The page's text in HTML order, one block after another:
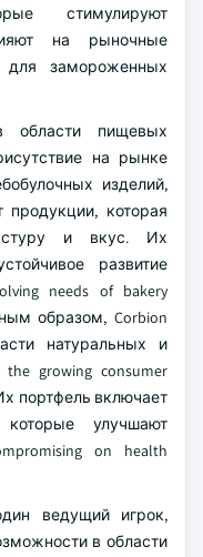
стимулируют
на рыночные
для замороженных
области пищевых
на рынке
изделий,
продукции, которая
и вкус. Их
развитие
needs of bakery
образом, Corbion
натуральных и
growing consumer
портфель включает
улучшают
on health
ведущий игрок,
в области